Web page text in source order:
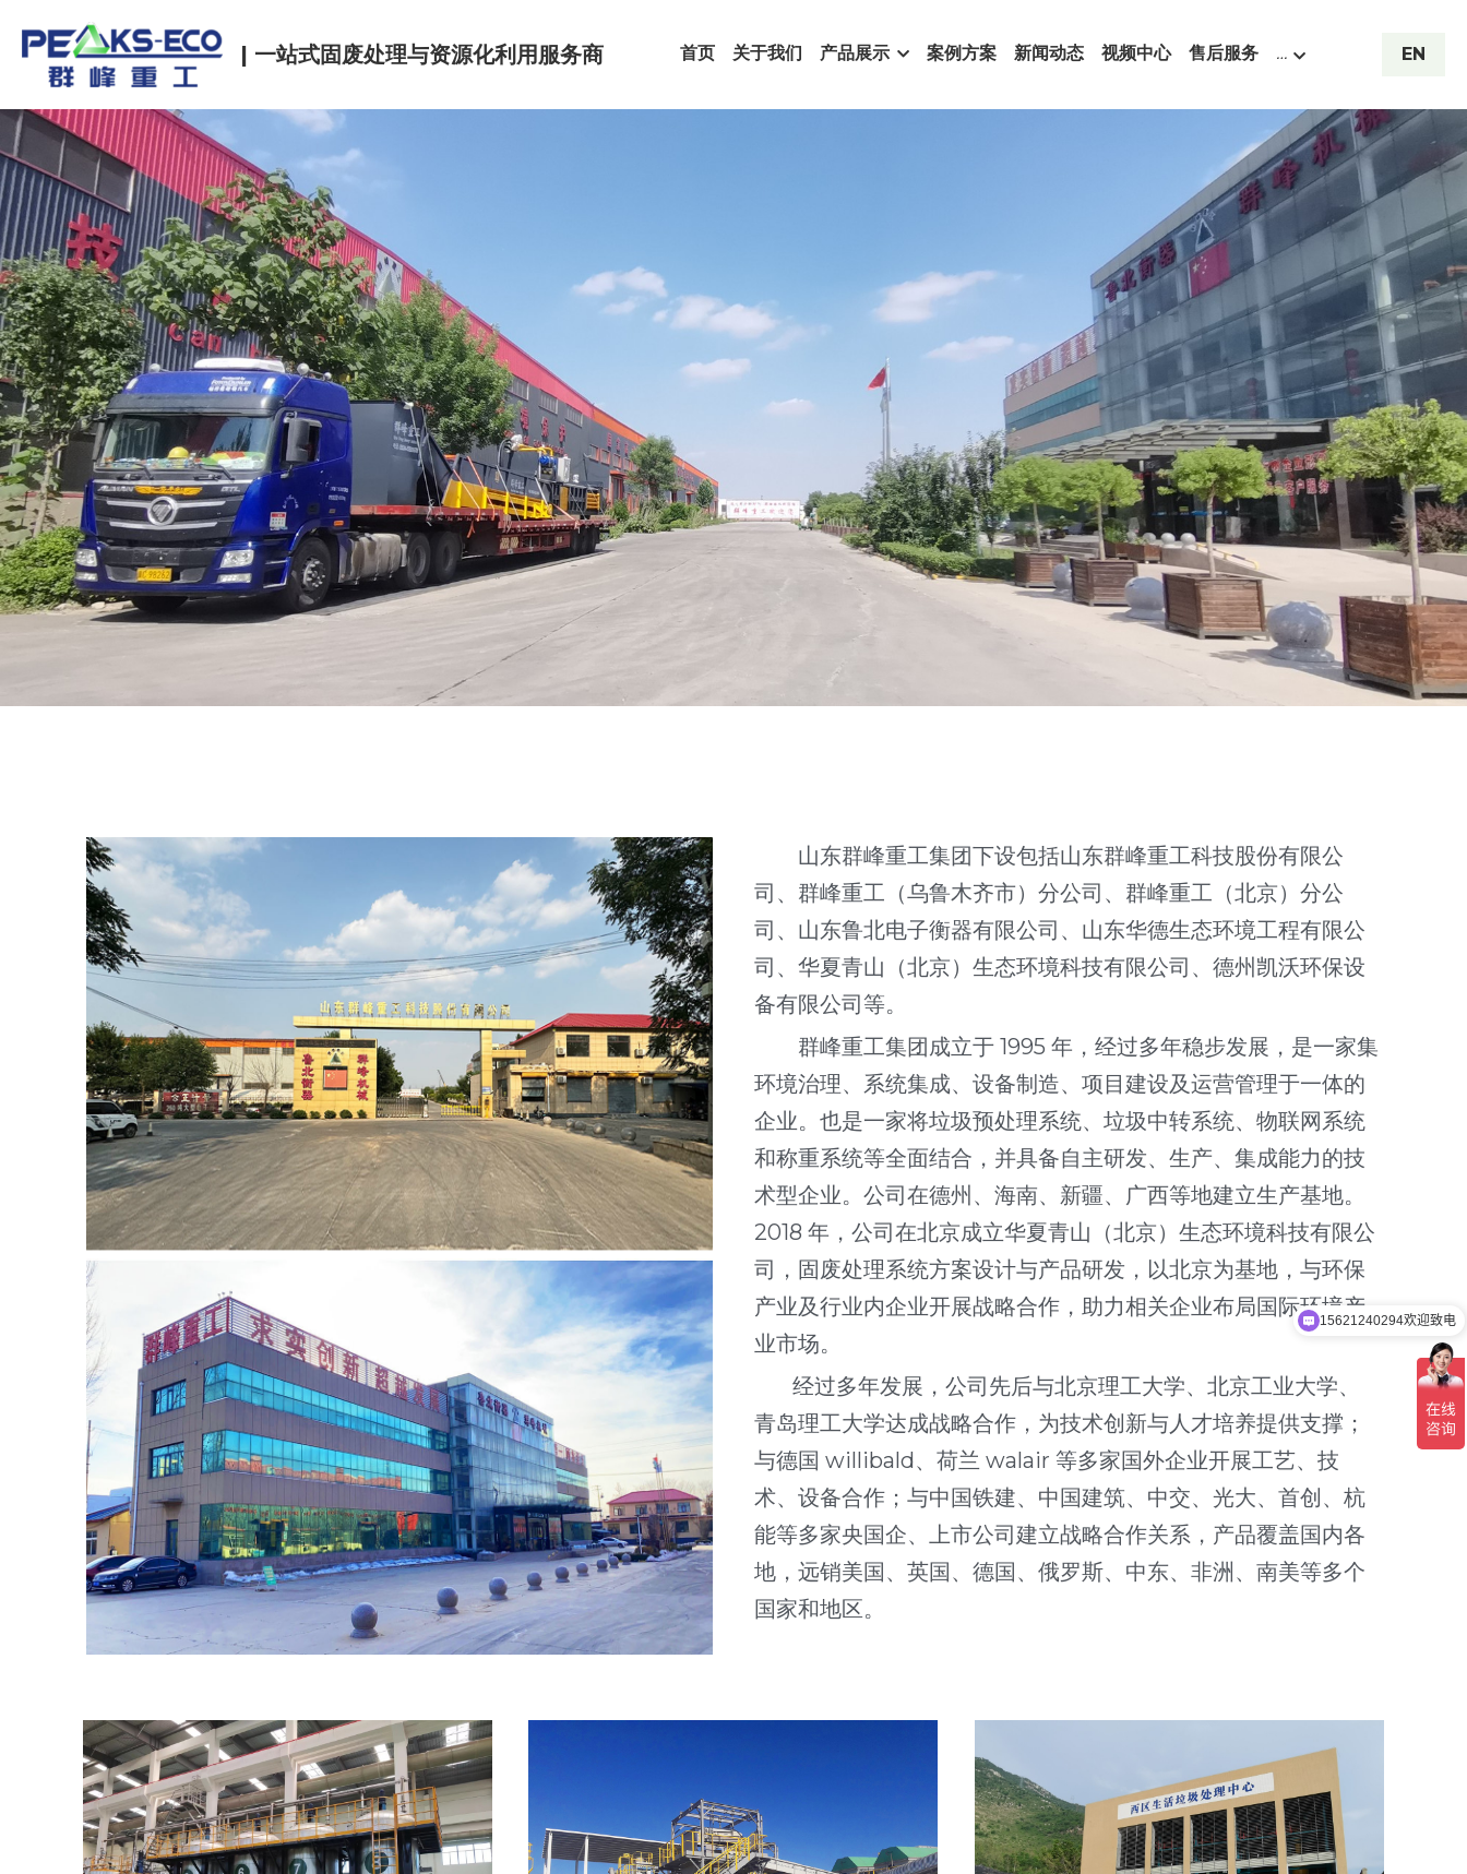
| 一站式固废处理与资源化利用服务商 首页 关于我们 产品展示 案例方案 新闻动态 视频中心 售后服务 … EN
司、群峰重工（乌鲁木齐市）分公司、群峰重工（北京）分公
司、山东鲁北电子衡器有限公司、山东华德生态环境工程有限公
司、华夏青山（北京）生态环境科技有限公司、德州凯沃环保设
备有限公司等。
环境治理、系统集成、设备制造、项目建设及运营管理于一体的
企业。也是一家将垃圾预处理系统、垃圾中转系统、物联网系统
和称重系统等全面结合，并具备自主研发、生产、集成能力的技
术型企业。公司在德州、海南、新疆、广西等地建立生产基地。
2018 年，公司在北京成立华夏青山（北京）生态环境科技有限公
司，固废处理系统方案设计与产品研发，以北京为基地，与环保
产业及行业内企业开展战略合作，助力相关企业布局国际环境产
业市场。
       经过多年发展，公司先后与北京理工大学、北京工业大学、
青岛理工大学达成战略合作，为技术创新与人才培养提供支撑；
与德国 willibald、荷兰 walair 等多家国外企业开展工艺、技
术、设备合作；与中国铁建、中国建筑、中交、光大、首创、杭
能等多家央国企、上市公司建立战略合作关系，产品覆盖国内各
地，远销美国、英国、德国、俄罗斯、中东、非洲、南美等多个
国家和地区。
15621240294欢迎致电
15621240294欢迎致电